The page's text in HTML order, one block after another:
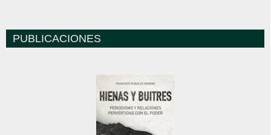
PUBLICACIONES